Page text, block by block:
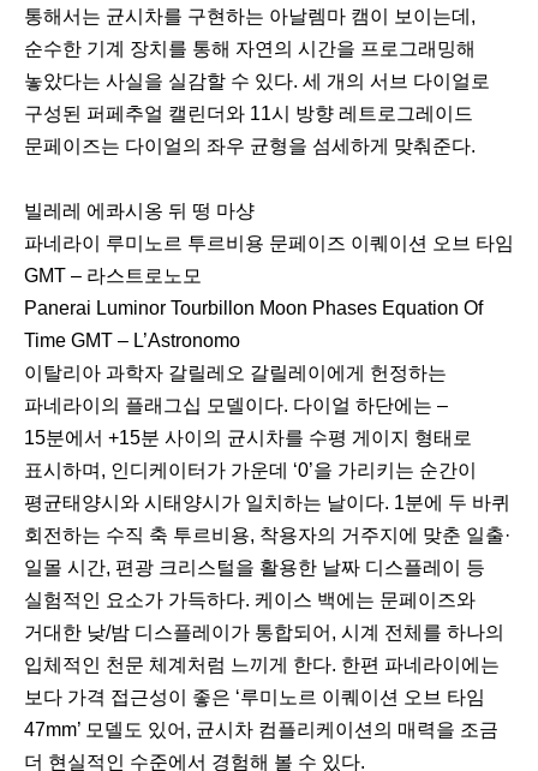
통해서는 균시차를 구현하는 아날렘마 캠이 보이는데,
순수한 기계 장치를 통해 자연의 시간을 프로그래밍해
놓았다는 사실을 실감할 수 있다. 세 개의 서브 다이얼로
구성된 퍼페추얼 캘린더와 11시 방향 레트로그레이드
문페이즈는 다이얼의 좌우 균형을 섬세하게 맞춰준다.
빌레레 에콰시옹 뒤 떵 마샹
파네라이 루미노르 투르비용 문페이즈 이퀘이션 오브 타임
GMT – 라스트로노모
Panerai Luminor Tourbillon Moon Phases Equation Of
Time GMT – L’Astronomo
이탈리아 과학자 갈릴레오 갈릴레이에게 헌정하는
파네라이의 플래그십 모델이다. 다이얼 하단에는 –
15분에서 +15분 사이의 균시차를 수평 게이지 형태로
표시하며, 인디케이터가 가운데 ‘0’을 가리키는 순간이
평균태양시와 시태양시가 일치하는 날이다. 1분에 두 바퀴
회전하는 수직 축 투르비용, 착용자의 거주지에 맞춘 일출·
일몰 시간, 편광 크리스털을 활용한 날짜 디스플레이 등
실험적인 요소가 가득하다. 케이스 백에는 문페이즈와
거대한 낮/밤 디스플레이가 통합되어, 시계 전체를 하나의
입체적인 천문 체계처럼 느끼게 한다. 한편 파네라이에는
보다 가격 접근성이 좋은 ‘루미노르 이퀘이션 오브 타임
47mm’ 모델도 있어, 균시차 컴플리케이션의 매력을 조금
더 현실적인 수준에서 경험해 볼 수 있다.ﾠ